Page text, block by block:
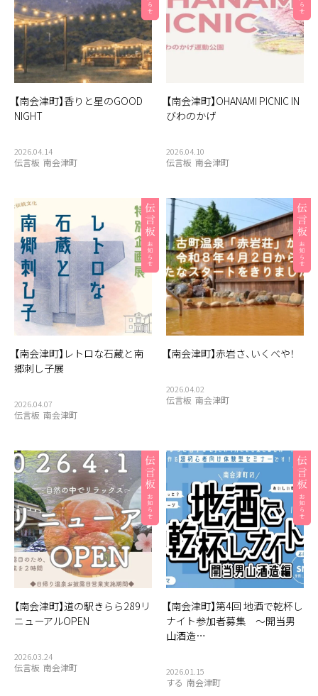
【南会津町】香りと星のGOOD
NIGHT
2026.04.14
伝言板 南会津町
【南会津町】OHANAMI PICNIC IN
びわのかげ
2026.04.10
伝言板 南会津町
【南会津町】レトロな石蔵と南
郷刺し子展
2026.04.07
伝言板 南会津町
【南会津町】赤岩さ、いくべや！
2026.04.02
伝言板 南会津町
【南会津町】道の駅きらら289リ
ニューアルOPEN
2026.03.24
伝言板 南会津町
【南会津町】第4回 地酒で乾杯し
ナイト参加者募集 ～開当男
山酒造…
2026.01.15
する 南会津町